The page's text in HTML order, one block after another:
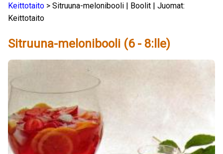
Keittotaito > Sitruuna-melonibooli | Boolit | Juomat:
Keittotaito
Sitruuna-melonibooli (6 - 8:lle)